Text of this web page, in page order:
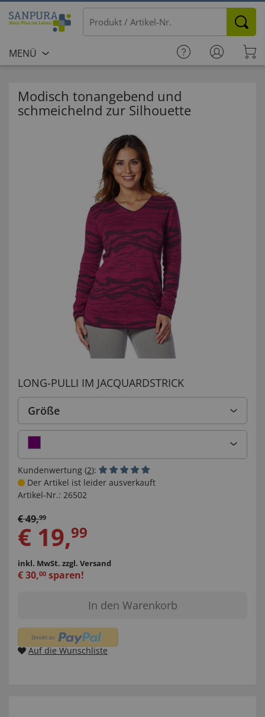
MENÜ
Modisch tonangebend und
schmeichelnd zur Silhouette
LONG-PULLI IM JACQUARDSTRICK
Größe
Kundenwertung (2):
Der Artikel ist leider ausverkauft
Artikel-Nr.: 26502
€49,99
€ 19,99
inkl. MwSt. zzgl. Versand
€30,00 sparen!
In den Warenkorb
Auf die Wunschliste